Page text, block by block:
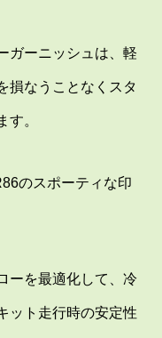
ガーニッシュは、軽
損なうことなくスタ
す。
のスポーティな印
ーを最適化して、冷
ット走行時の安定性